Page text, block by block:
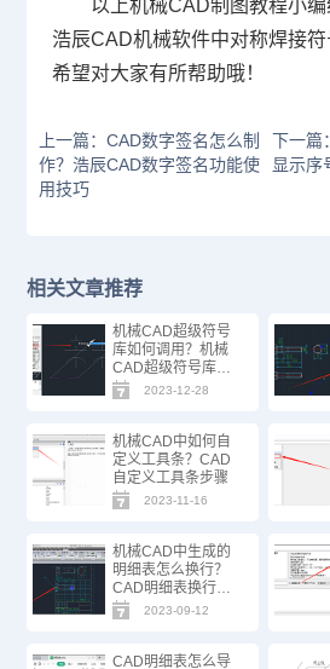
以上机械CAD制图教程小
浩辰CAD机械软件中对称焊接符
希望对大家有所帮助哦！
上一篇：CAD数字签名怎么制
作？浩辰CAD数字签名功能使
用技巧
下一篇
显示序
相关文章推荐
机械CAD超级符号
库如何调用？机械
CAD超级符号库调
用方法2023-12-28
机械CAD中如何自
定义工具条？CAD
自定义工具条步骤
2023-11-16
机械CAD中生成的
明细表怎么换行？
CAD明细表换行技
巧
2023-09-12
CAD明细表怎么导